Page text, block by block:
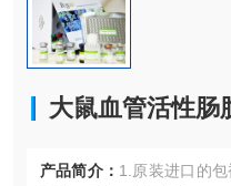
大鼠血管活性肠
产品简介： 1.原装进口的